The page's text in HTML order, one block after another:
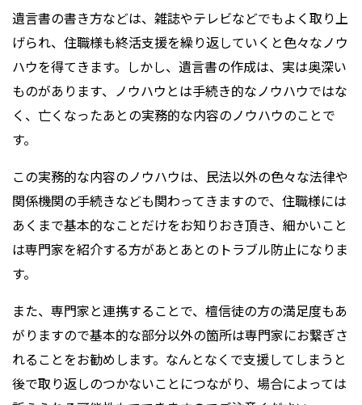
遺言書の書き方などは、雑誌やテレビなどでもよく取り上
げられ、住職様も終活支援を繰り返していくと色々なノウ
ハウを得てきます。しかし、遺言書の作成は、実は奥深い
ものがあります、ノウハウとは手続き的なノウハウではな
く、亡くなったあとの実務的な内容のノウハウのことで
す。
この実務的な内容のノウハウは、民法以外の色々な法律や
関係機関の手続きなども関わってきますので、住職様には
あくまで基本的なことだけをお知りおき頂き、細かいこと
は専門家を紹介する方があとあとのトラブル防止になりま
す。
また、専門家と連携することで、檀信徒の方の満足度もあ
がりますので基本的な部分以外の箇所は専門家にお繋ぎさ
れることをお勧めします。なんとなくで支援してしまうと
後で取り返しのつかないことにつながり、場合によっては